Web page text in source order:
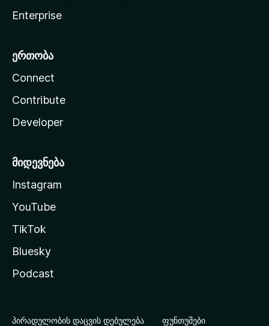
Enterprise
ერთობა
Connect
Contribute
Developer
მიდევნება
Instagram
YouTube
TikTok
Bluesky
Podcast
პირადულობის დაცვის დებულება
ფუნთუშები